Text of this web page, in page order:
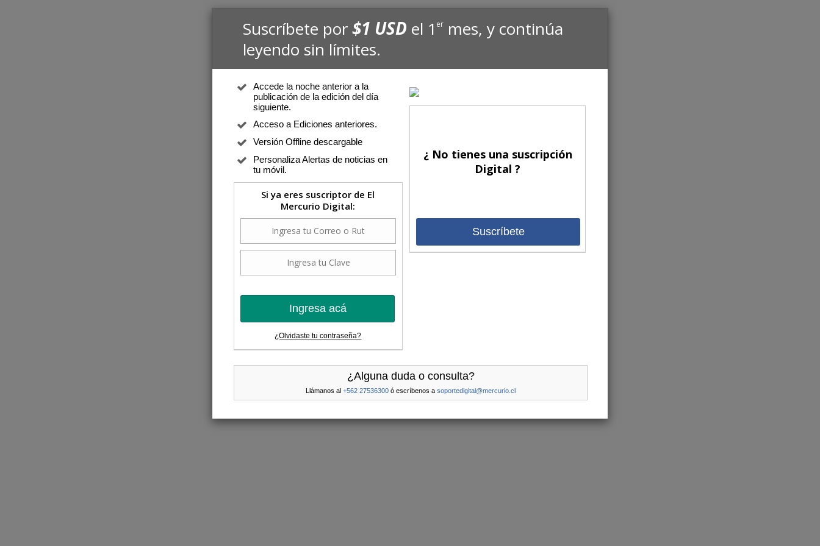
Suscríbete por$1 USD el 1er mes, y continúa
leyendo sin límites.
Accede la noche anterior a la
publicación de la edición del día
siguiente.
Acceso a Ediciones anteriores.
Versión Offline descargable
Personaliza Alertas de noticias en
tu móvil.
Si ya eres suscriptor de El
Mercurio Digital:
Ingresa acá
¿Olvidaste tu contraseña?
¿ No tienes una suscripción
Digital ?
Suscríbete
¿Alguna duda o consulta?
Llámanos al +562 27536300 ó escríbenos a soportedigital@mercurio.cl